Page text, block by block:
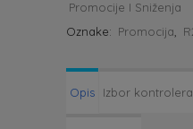
Promocije I Sniženja
Oznake: Promocija
Opis Izbor kontrolera